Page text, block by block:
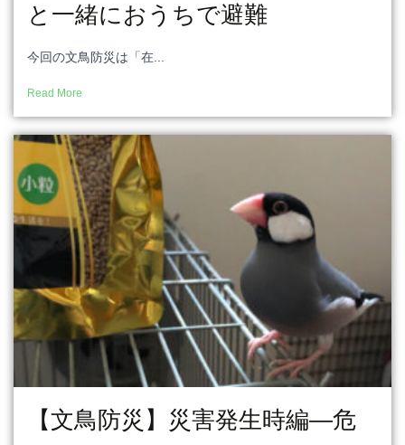
と一緒におうちで避難
今回の文鳥防災は「在...
Read More
【文鳥防災】災害発生時編―危